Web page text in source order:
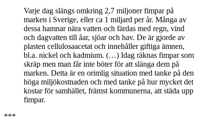
Varje dag slängs omkring 2,7 miljoner fimpar på
marken i Sverige, eller ca 1 miljard per år. Många av
dessa hamnar nära vatten och färdas med regn, vind
och dagvatten till åar, sjöar och hav. De är gjorde av
plasten cellulosaacetat och innehåller giftiga ämnen,
bl.a. nickel och kadmium. (…) Idag räknas fimpar som
skräp men man får inte böter för att slänga dem på
marken. Detta är en orimlig situation med tanke på den
höga miljökostnaden och med tanke på hur mycket det
kostar för samhället, främst kommunerna, att städa upp
fimpar.
***